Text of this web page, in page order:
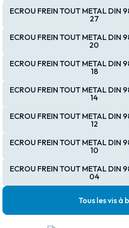
ECROU FREIN TOUT METAL DIN
27
ECROU FREIN TOUT METAL DIN
20
ECROU FREIN TOUT METAL DIN
18
ECROU FREIN TOUT METAL DIN
14
ECROU FREIN TOUT METAL DIN
12
ECROU FREIN TOUT METAL DIN
10
ECROU FREIN TOUT METAL DIN
04
Tous les vis à